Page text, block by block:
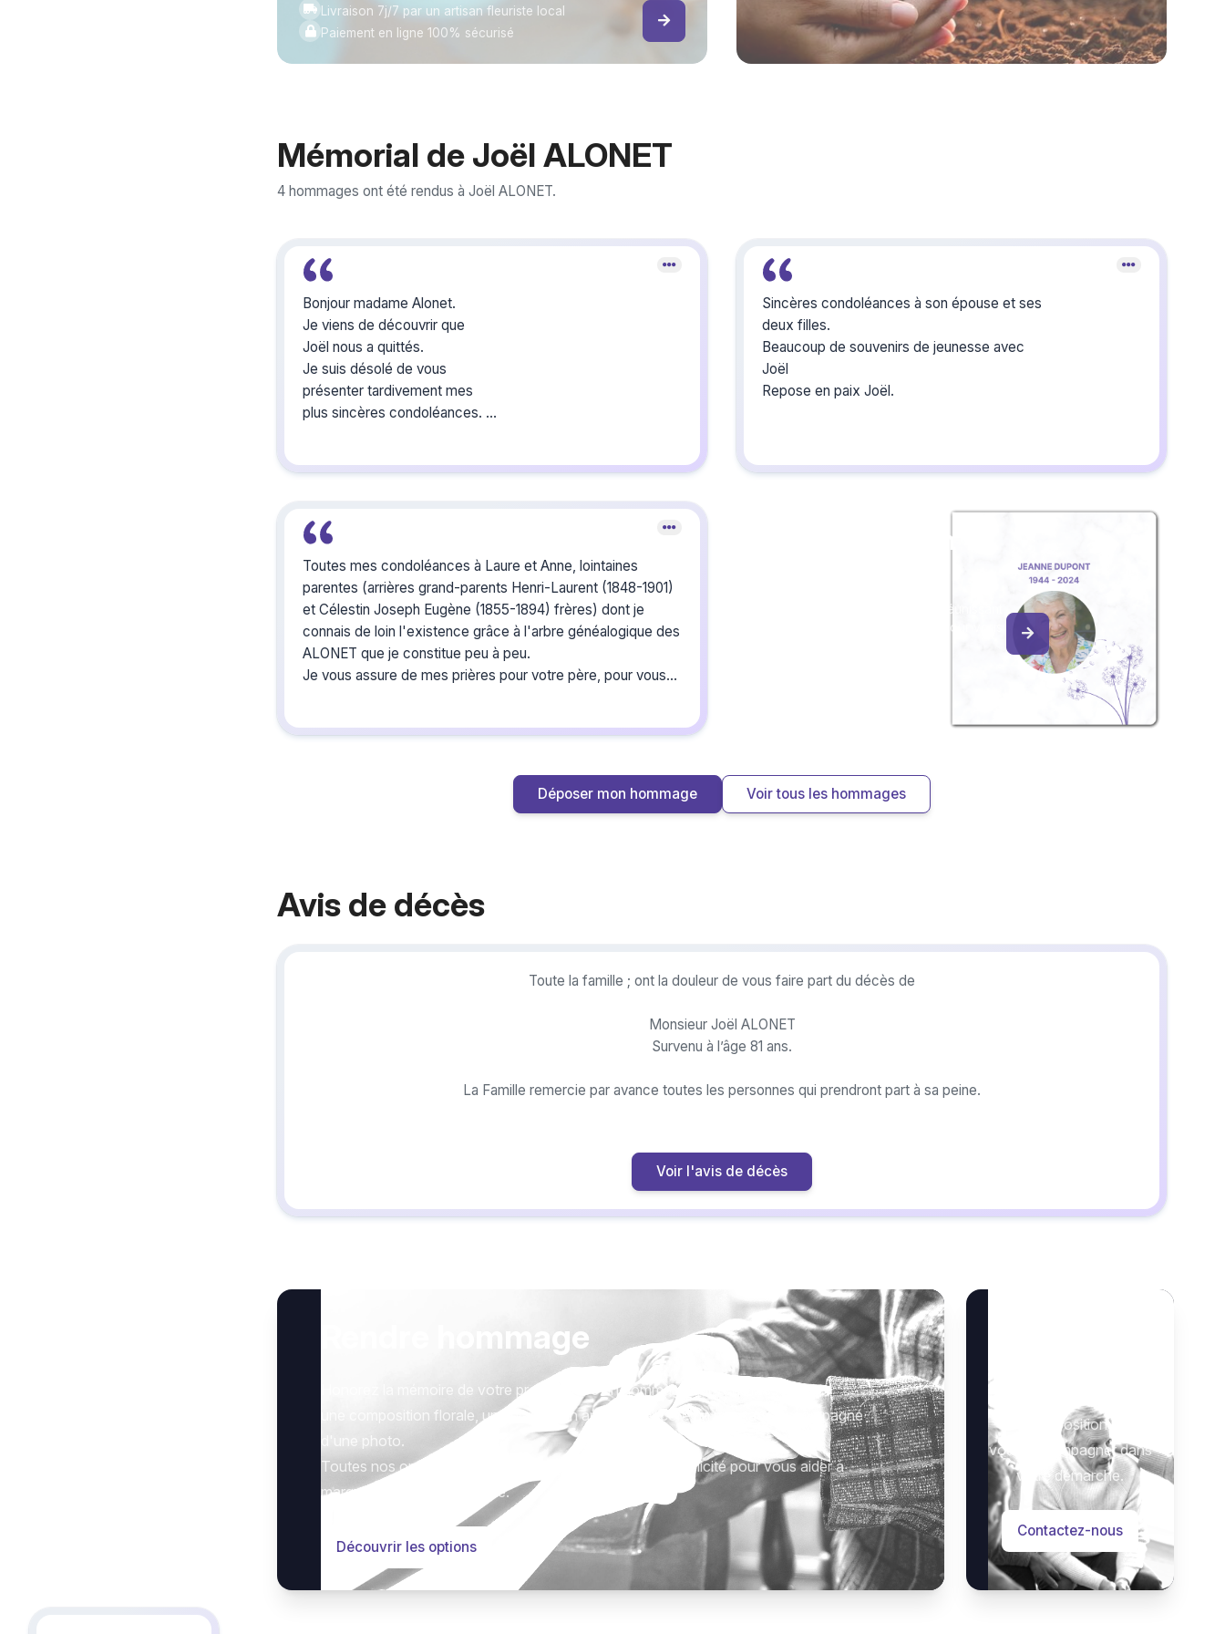
Livraison 7j/7 par un artisan fleuriste local
Paiement en ligne 100% sécurisé
Mémorial de Joël ALONET
4 hommages ont été rendus à Joël ALONET.
Bonjour madame Alonet.
Je viens de découvrir que
Joël nous a quittés.
Je suis désolé de vous
présenter tardivement mes
plus sincères condoléances.
pour lequel je garderai un
François jamet
Sincères condoléances à son épouse et ses
deux filles.
Beaucoup de souvenirs de jeunesse avec
Joël
Repose en paix Joël.
Toutes mes condoléances à Laure et Anne, lointaines
parentes (arrières grand-parents Henri-Laurent (1848-1901)
et Célestin Joseph Eugène (1855-1894) frères) dont je
connais de loin l'existence grâce à l'arbre généalogique des
ALONET que je constitue peu à peu.
Je vous assure de mes prières pour votre père, pour vous-
Miguel ALONET
Créez un album
Créez un album collaboratif en réunissant
les hommages à Joël ALONET, pour vous
Déposer mon hommage Voir tous les hommages
Avis de décès
Toute la famille ; ont la douleur de vous faire part du décès de
Monsieur Joël ALONET
Survenu à l’âge 81 ans.
La Famille remercie par avance toutes les personnes qui prendront part à sa peine.
Voir l'avis de décès
Rendre hommage
Honorez la mémoire de votre proche avec un hommage qui vous ressemble :
une composition florale, une plaque, un arbre, ou encore un message accompagné
d'une photo.
Toutes nos options sont présentées avec respect et simplicité pour vous aider à
marquer le geste qui compte.
Découvrir les options
votre disposition pour
vous accompagner dans
votre démarche.
Contactez-nous